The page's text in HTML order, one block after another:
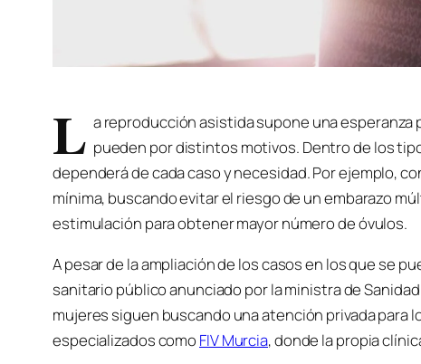
L a reproducción asistida supone una esperanza
pueden por distintos motivos. Dentro de los
dependerá de cada caso y necesidad. Por ejemplo,
mínima, buscando evitar el riesgo de un embarazo
estimulación para obtener mayor número de óvulos.
A pesar de la ampliación de los casos en los que se
sanitario público anunciado por la ministra de
mujeres siguen buscando una atención privada para
especializados como FIV Murcia, donde la propia